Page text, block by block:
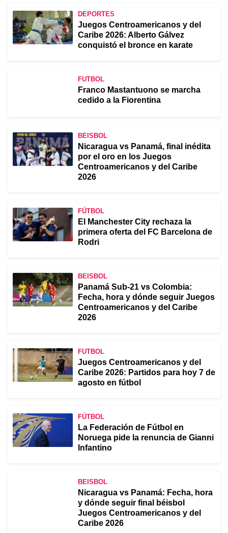
DEPORTES
Juegos Centroamericanos y del
Caribe 2026: Alberto Gálvez
conquistó el bronce en karate
FUTBOL
Franco Mastantuono se marcha
cedido a la Fiorentina
BEISBOL
Nicaragua vs Panamá, final inédita
por el oro en los Juegos
Centroamericanos y del Caribe
2026
FÚTBOL
El Manchester City rechaza la
primera oferta del FC Barcelona de
Rodri
BEISBOL
Panamá Sub-21 vs Colombia:
Fecha, hora y dónde seguir Juegos
Centroamericanos y del Caribe
2026
FUTBOL
Juegos Centroamericanos y del
Caribe 2026: Partidos para hoy 7 de
agosto en fútbol
FÚTBOL
La Federación de Fútbol en
Noruega pide la renuncia de Gianni
Infantino
BEISBOL
Nicaragua vs Panamá: Fecha, hora
y dónde seguir final béisbol
Juegos Centroamericanos y del
Caribe 2026